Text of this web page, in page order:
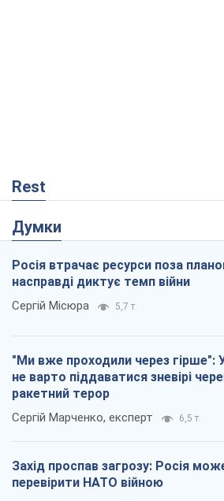
Rest
Думки
Росія втрачає ресурси поза
насправді диктує темп війни
Сергій Місюра 5,7 т.
"Ми вже проходили через гірше":
не варто піддаватися зневірі
ракетний терор
Сергій Марченко, експерт 6,5 т.
Захід проспав загрозу: Росія
перевірити НАТО війною